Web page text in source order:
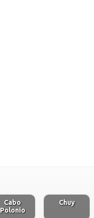
Cabo
Polonio
Chuy